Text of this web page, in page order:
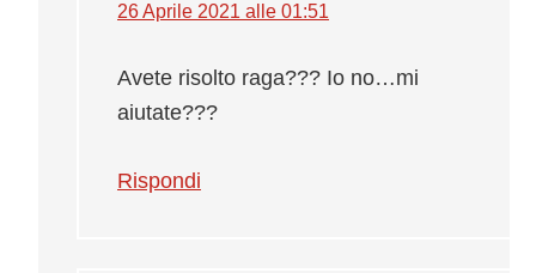
26 Aprile 2021 alle 01:51
Avete risolto raga??? Io no…mi
aiutate???
Rispondi